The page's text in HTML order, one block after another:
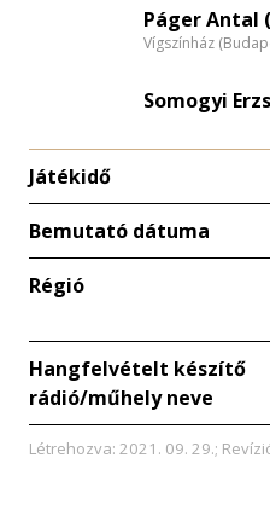
Páger Antal
Vígszínház
Somogyi
Játékidő
Bemutató dátuma
Régió
Hangfelvételt készítő
rádió/műhely neve
Létrehozva: 2021. 09. 29.;